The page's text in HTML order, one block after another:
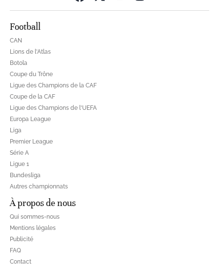
Football
CAN
Lions de l'Atlas
Botola
Coupe du Trône
Ligue des Champions de la CAF
Coupe de la CAF
Ligue des Champions de l'UEFA
Europa League
Liga
Premier League
Série A
Ligue 1
Bundesliga
Autres championnats
À propos de nous
Qui sommes-nous
Mentions légales
Publicité
FAQ
Contact